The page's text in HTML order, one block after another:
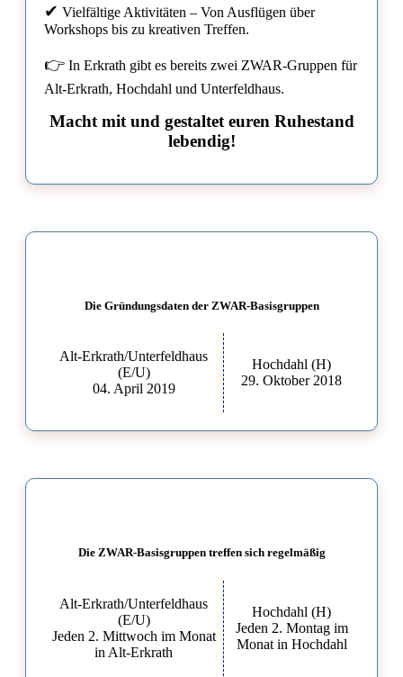
✔ Vielfältige Aktivitäten – Von Ausflügen über
Workshops bis zu kreativen Treffen.
👉 In Erkrath gibt es bereits zwei ZWAR-Gruppen für
Alt-Erkrath, Hochdahl und Unterfeldhaus.
Macht mit und gestaltet euren Ruhestand
lebendig!
Die Gründungsdaten der ZWAR-Basisgruppen
Alt-Erkrath/Unterfeldhaus
(E/U)
04. April 2019
Hochdahl (H)
29. Oktober 2018
Die ZWAR-Basisgruppen treffen sich regelmäßig
Alt-Erkrath/Unterfeldhaus
(E/U)
Jeden 2. Mittwoch im Monat
in Alt-Erkrath
Hochdahl (H)
Jeden 2. Montag im
Monat in Hochdahl